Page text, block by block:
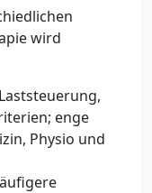
wird
enge
Physio und